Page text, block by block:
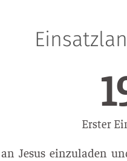
Erster
Jesus einzuladen